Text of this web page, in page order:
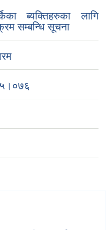
ब्यक्तिहरुका लागि
सम्बन्धि सूचना